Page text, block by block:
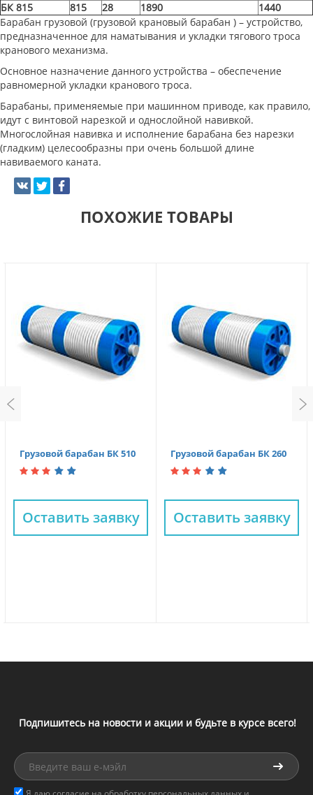
БК 815
815 28 1890
1440
Барабан грузовой (грузовой крановый барабан ) – устройство,
предназначенное для наматывания и укладки тягового троса
кранового механизма.
Основное назначение данного устройства – обеспечение
равномерной укладки кранового троса.
Барабаны, применяемые при машинном приводе, как правило,
идут с винтовой нарезкой и однослойной навивкой.
Многослойная навивка и исполнение барабана без нарезки
(гладким) целесообразны при очень большой длине
навиваемого каната.
ПОХОЖИЕ ТОВАРЫ
Грузовой барабан БК 510
Оставить заявку
Грузовой барабан БК 260
Оставить заявку
Подпишитесь на новости и акции и будьте в курсе всего!